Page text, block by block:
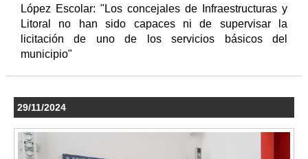
López Escolar: "Los concejales de Infraestructuras y
Litoral no han sido capaces ni de supervisar la
licitación de uno de los servicios básicos del
municipio"
29/11/2024